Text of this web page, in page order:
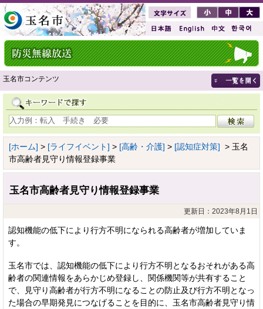
玉名市コンテンツ
[ホーム] > [ライフイベント] > [高齢・介護] > [認知症対策] > 玉名
市高齢者見守り情報登録事業
玉名市高齢者見守り情報登録事業
更新日：2023年8月1日
認知機能の低下により行方不明になられる高齢者が増加していま
す。
玉名市では、認知機能の低下により行方不明となるおそれがある高
齢者の関連情報をあらかじめ登録し、関係機関等が共有すること
で、見守り高齢者が行方不明になることの防止及び行方不明となっ
た場合の早期発見につなげることを目的に、玉名市高齢者見守り情